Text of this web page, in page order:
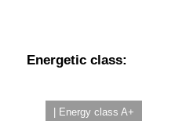
Energetic class:
| Energy class A+